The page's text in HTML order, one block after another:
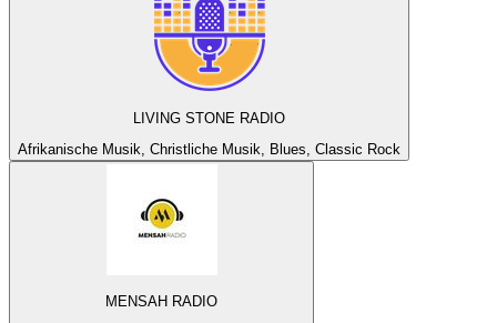
LIVING STONE RADIO
Afrikanische Musik, Christliche Musik, Blues, Classic Rock
MENSAH RADIO